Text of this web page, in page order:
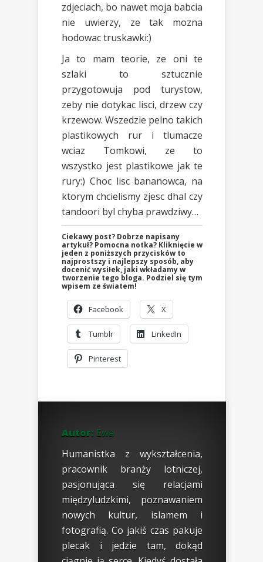
zdjeciach, bo nawet moja babcia
nie uwierzy, ze tak mozna
hodowac truskawki:)
Ja to mam teorie, ze oni te
szlaki to sztucznie
przygotowuja pod turystow,
zeby nie dotykac lisci, drzew czy
krzewow. Wszedzie pelno takich
plastikowych rur i tlumacze
wciaz Tomkowi, ze to
wszystko jest plastikowe jak te
rury:) Choc lisc bananowca, na
ktorym chcielismy zjesc dhal czy
tandoori byl chyba prawdziwy…
Ciekawy post? Dobrze napisany
artykuł? Pomocna notka? Kliknięcie w
jeden z poniższych przycisków to
najprostszy i najlepszy sposób, aby
docenić wysiłek, jaki wkładamy w
tworzenie tego bloga. Podziel się tym
wpisem ze światem!
Facebook X
Tumblr LinkedIn
Pinterest
Autor: Ewa
Humanistka z wykształcenia,
pracownik branży lotniczej,
pasjonująca się relacjami
międzyludzkimi, poznawaniem
nowych kultur, islamem i
fotografią. Co jakiś czas pakuje
plecak i jedzie tam, dokąd